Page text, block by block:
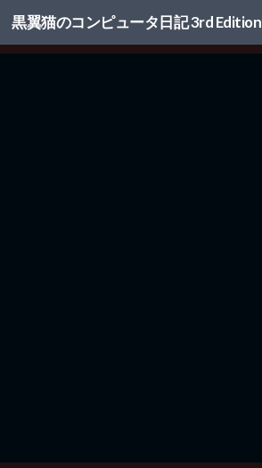
コンテンツへスキップ
黒翼猫のコンピュータ日記 3rd Edition